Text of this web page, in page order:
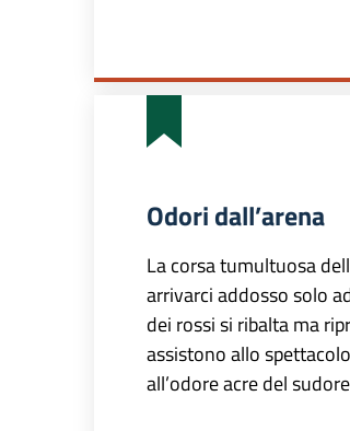
Odori dall’arena
La corsa tumultuosa
arrivarci addosso solo
dei rossi si ribalta ma
assistono allo
all’odore acre del